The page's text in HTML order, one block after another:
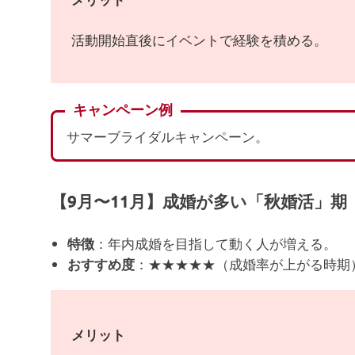
活動開始直後にイベントで経験を積める。
キャンペーン例
サマーブライダルキャンペーン。
【9月〜11月】成婚が多い「秋婚活」期
特徴 ：年内成婚を目指して動く人が増える。
おすすめ度 ：★★★★★（成婚率が上がる時期
メリット